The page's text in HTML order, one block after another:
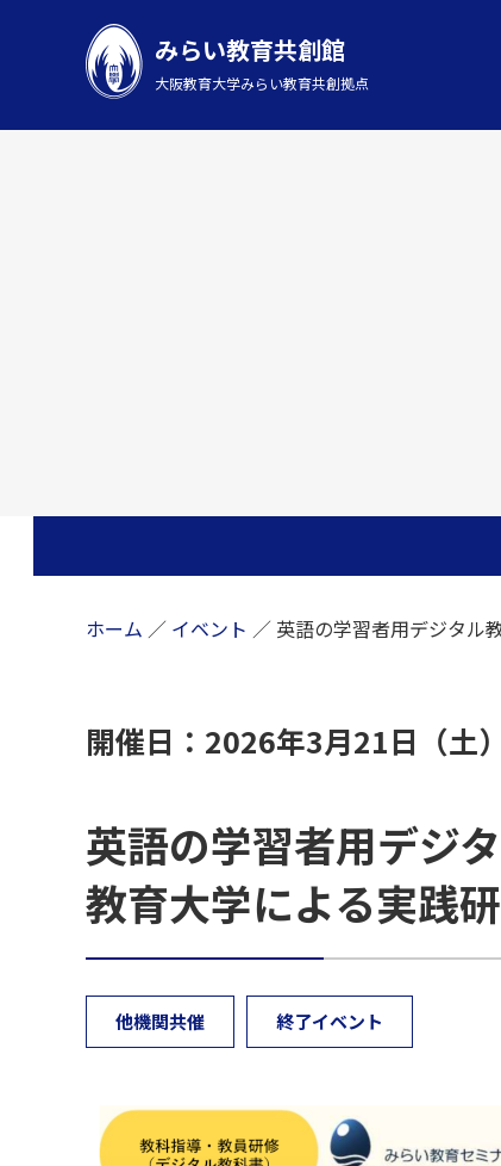
みらい教育共創館
大阪教育大学みらい教育共創拠点
ホーム ／ イベント ／ 英語の学習者用デジタル
開催日：2026年3月21日（土
英語の学習者用デジ
教育大学による実践
他機関共催 終了イベント